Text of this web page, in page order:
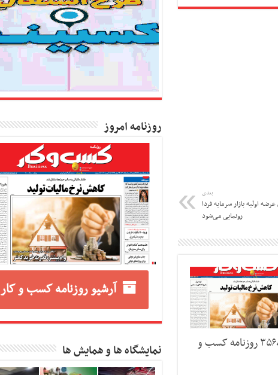
بعدی
اولیه بازار سرمایه فردا
رونمایی می‌شود
شماره ۳۵۶۸ روزنامه کسب و
روزنامه امروز
آرشیو روزنامه کسب و کار
نمایشگاه ها و همایش ها